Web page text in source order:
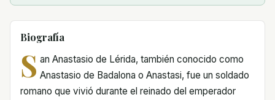
Biografía
S an Anastasio de Lérida, también conocido como
Anastasio de Badalona o Anastasi, fue un soldado
romano que vivió durante el reinado del emperador